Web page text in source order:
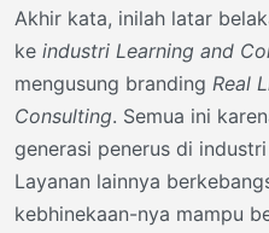
Akhir kata, inilah latar
ke industri Learning and
mengusung branding Real
Consulting. Semua ini
generasi penerus di industri
Layanan lainnya
kebhinekaan-nya mampu